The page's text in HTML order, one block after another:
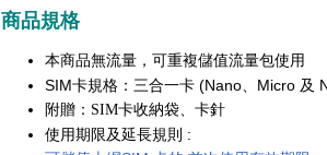
商品規格
本商品無流量 ，可重複儲值流量包使用
SIM卡規格：三合一卡 (Nano、Micro 及
附贈：SIM卡收納袋、卡針
使用期限及延長規則 :